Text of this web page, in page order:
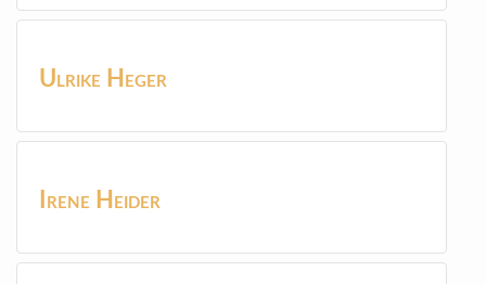
Ulrike Heger
Irene Heider